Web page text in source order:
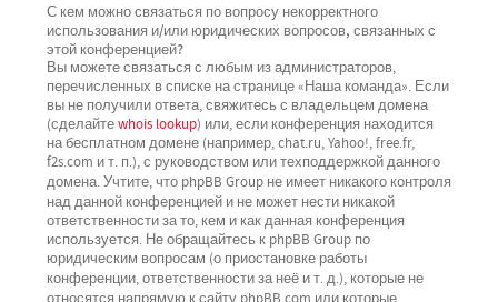
С кем можно связаться по вопросу некорректного
использования и/или юридических вопросов, связанных с
этой конференцией?
Вы можете связаться с любым из администраторов,
перечисленных в списке на странице «Наша команда». Если
вы не получили ответа, свяжитесь с владельцем домена
(сделайтеwhois lookup) или, если конференция находится
на бесплатном домене (например, chat.ru, Yahoo!, free.fr,
f2s.com и т. п.), с руководством или техподдержкой данного
домена. Учтите, что phpBB Group не имеет никакого контроля
над данной конференциейи не может нести никакой
ответственности за то, кем и как данная конференция
используется. Не обращайтесь к phpBB Group по
юридическим вопросам (о приостановке работы
конференции, ответственности за неё и т. д.), которые не
относятся напрямую